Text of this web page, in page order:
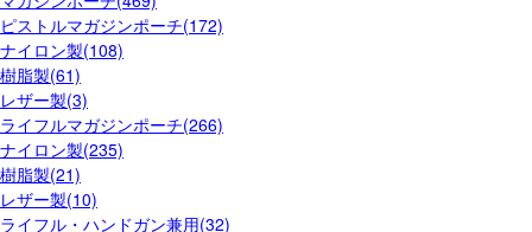
ピストルマガジンポーチ(172)
ナイロン製(108)
樹脂製(61)
レザー製(3)
ライフルマガジンポーチ(266)
ナイロン製(235)
樹脂製(21)
レザー製(10)
ライフル・ハンドガン兼用(32)